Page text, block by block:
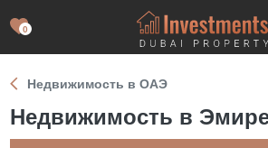
0
Недвижимость в ОАЭ
Недвижимость в